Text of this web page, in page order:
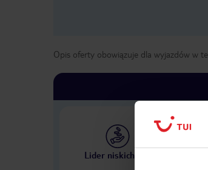
Opis oferty obowiązuje dla wyjazdów w
Lider niskich cen